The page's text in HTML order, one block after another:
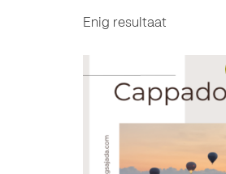
Enig resultaat